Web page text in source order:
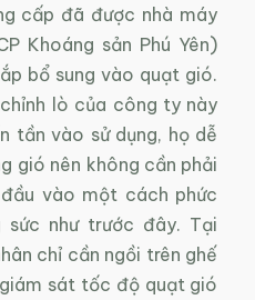
cấp đã được nhà máy
Khoáng sản Phú Yên)
bổ sung vào quạt gió.
lò của công ty này
tần vào sử dụng, họ dễ
gió nên không cần phải
vào một cách phức
như trước đây. Tại
chỉ cần ngồi trên ghế
sát tốc độ quạt gió